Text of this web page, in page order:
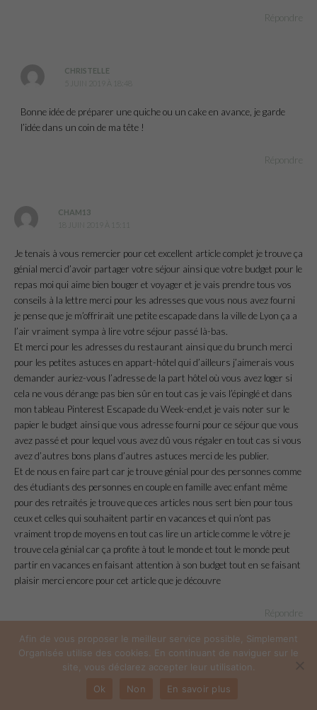
Répondre
CHRISTELLE
5 JUIN 2019 À 18:48
Bonne idée de préparer une quiche ou un cake en avance, je garde
l’idée dans un coin de ma tête !
Répondre
CHAM13
18 JUIN 2019 À 15:11
Je tenais à vous remercier pour cet excellent article complet je trouve ça
génial merci d’avoir partager votre séjour ainsi que votre budget pour le
repas moi qui aime bien bouger et voyager et je vais prendre tous vos
conseils à la lettre merci pour les adresses que vous nous avez fourni
je pense que je m’offrirait une petite escapade dans la ville de Lyon ça a
l’air vraiment sympa à lire votre séjour passé là-bas.
Et merci pour les adresses du restaurant ainsi que du brunch merci
pour les petites astuces en appart-hôtel qui d’ailleurs j’aimerais vous
demander auriez-vous l’adresse de la part hôtel où vous avez loger si
cela ne vous dérange pas bien sûr en tout cas je vais l’épinglé et dans
mon tableau Pinterest Escapade du Week-end,et je vais noter sur le
papier le budget ainsi que vous adresse fourni pour ce séjour que vous
avez passé et pour lequel vous avez dû vous régaler en tout cas si vous
avez d’autres bons plans d’autres astuces merci de les publier.
Et de nous en faire part car je trouve génial pour des personnes comme
des étudiants des personnes en couple en famille avec enfant même
pour des retraités je trouve que ces articles nous sert bien pour tous
ceux et celles qui souhaitent partir en vacances et qui n’ont pas
vraiment trop de moyens en tout cas lire un article comme le vôtre je
trouve cela génial car ça profite à tout le monde et tout le monde peut
partir en vacances en faisant attention à son budget tout en se faisant
plaisir merci encore pour cet article que je découvre
Répondre
CHRISTELLE
Afin de vous proposer le meilleur service possible, Simplement
Organisée utilise des cookies. En continuant de naviguer sur le
site, vous déclarez accepter leur utilisation.
Ok
Non En savoir plus